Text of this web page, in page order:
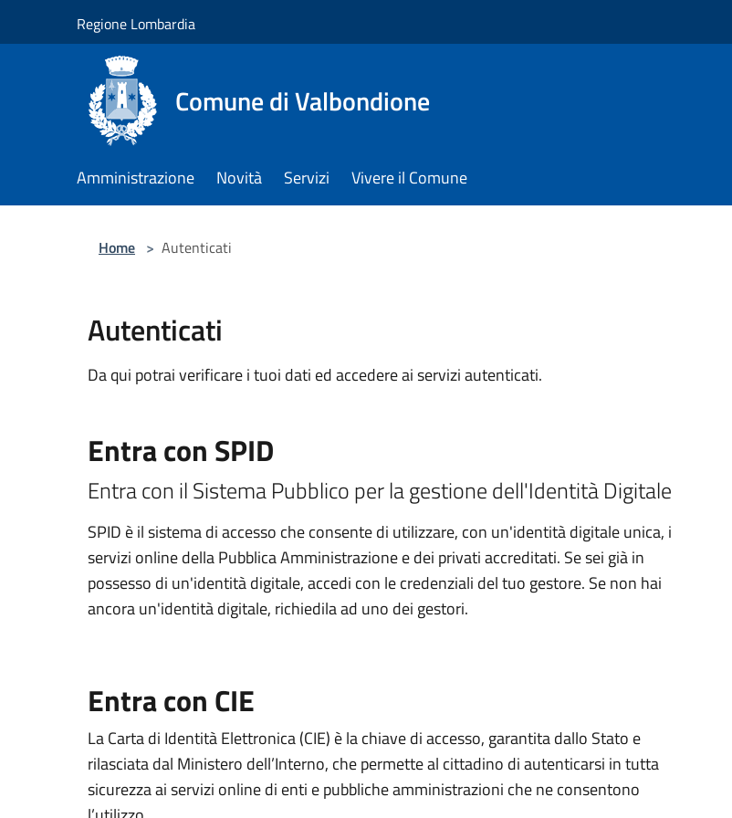
Regione Lombardia
Comune di Valbondione
Amministrazione Novità Servizi Vivere il Comune
Home > Autenticati
Autenticati
Da qui potrai verificare i tuoi dati ed accedere ai servizi autenticati.
Entra con SPID
Entra con il Sistema Pubblico per la gestione dell'Identità Digitale
SPID è il sistema di accesso che consente di utilizzare, con un'identità digitale unica, i
servizi online della Pubblica Amministrazione e dei privati accreditati. Se sei già in
possesso di un'identità digitale, accedi con le credenziali del tuo gestore. Se non hai
ancora un'identità digitale, richiedila ad uno dei gestori.
Entra con CIE
La Carta di Identità Elettronica (CIE) è la chiave di accesso, garantita dallo Stato e
rilasciata dal Ministero dell’Interno, che permette al cittadino di autenticarsi in tutta
sicurezza ai servizi online di enti e pubbliche amministrazioni che ne consentono